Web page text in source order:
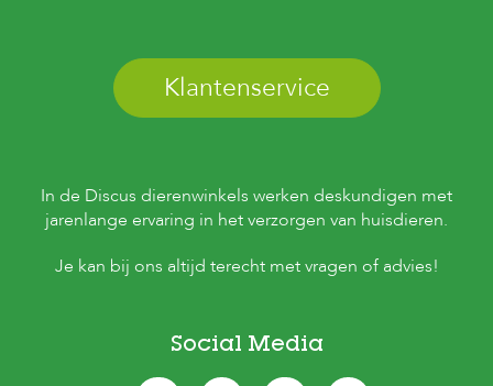
Klantenservice
In de Discus dierenwinkels werken deskundigen met
jarenlange ervaring in het verzorgen van huisdieren.
Je kan bij ons altijd terecht met vragen of advies!
Social Media